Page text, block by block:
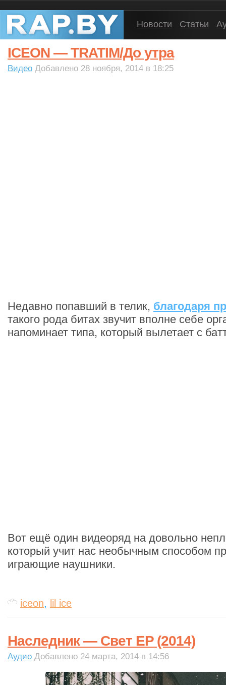
Новости Статьи
ICEON — TRATIM/До утра
Видео Добавлено 28 ноября, 2014 в 18:25
Недавно попавший в телик, благодаря
такого рода битах звучит вполне себе
напоминает типа, который вылетает с
Вот ещё один видеоряд на довольно
который учит нас необычным способом
играющие наушники.
iceon, lil ice
Наследник — Свет EP (2014)
Аудио Добавлено 24 марта, 2014 в 14:56